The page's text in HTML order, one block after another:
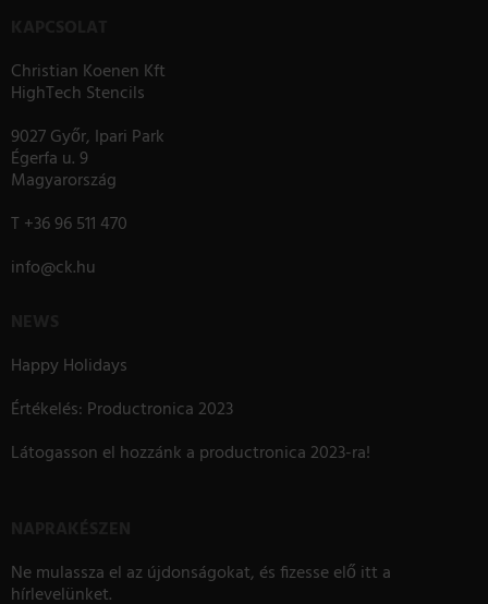
Christian Koenen Kft
HighTech Stencils
9027 Győr, Ipari Park
Égerfa u. 9
Magyarország
T +36 96 511 470
info@ck.hu
Happy Holidays
Értékelés: Productronica 2023
Látogasson el hozzánk a productronica 2023-ra!
Ne mulassza el az újdonságokat, és fizesse elő itt a
hírlevelünket.